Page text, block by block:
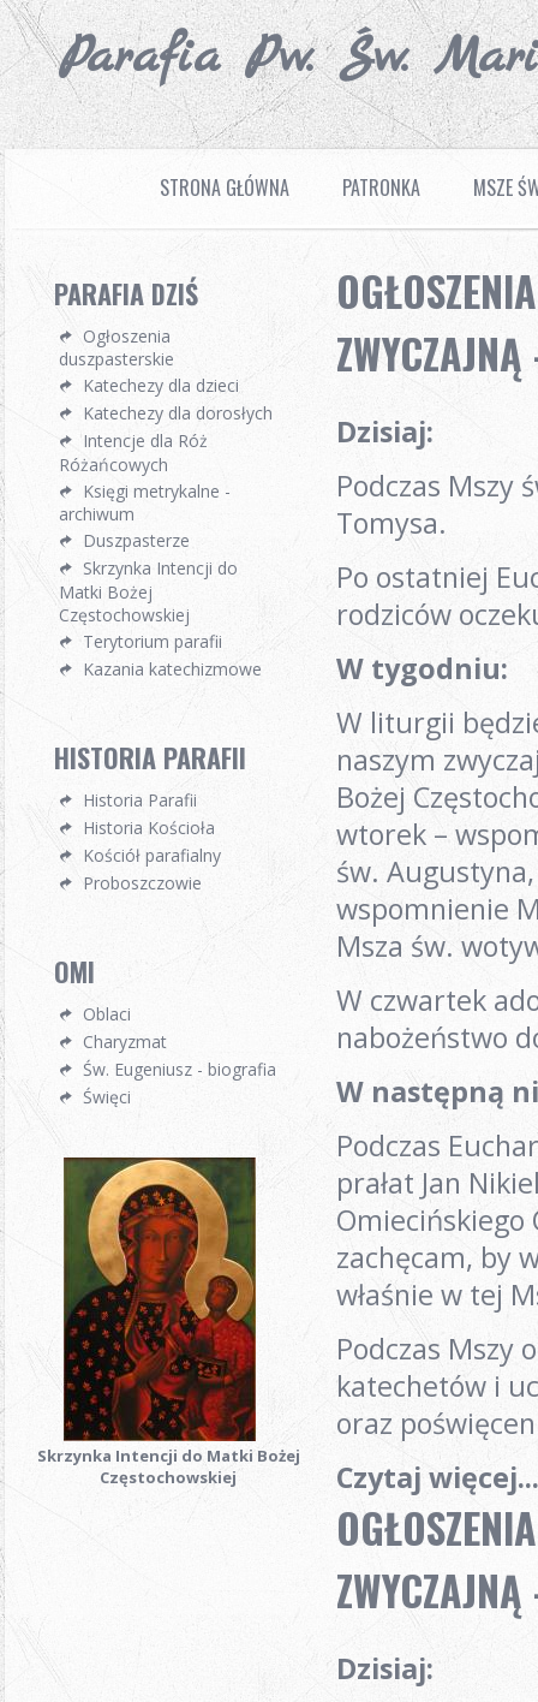
Parafia Pw. Św.
STRONA GŁÓWNA PATRONKA MSZE
PARAFIA DZIŚ
Ogłoszenia
duszpasterskie
Katechezy dla dzieci
Katechezy dla dorosłych
Intencje dla Róż
Różańcowych
Księgi metrykalne -
archiwum
Duszpasterze
Skrzynka Intencji do
Matki Bożej
Częstochowskiej
Terytorium parafii
Kazania katechizmowe
HISTORIA PARAFII
Historia Parafii
Historia Kościoła
Kościół parafialny
Proboszczowie
OMI
Oblaci
Charyzmat
Św. Eugeniusz - biografia
Święci
Skrzynka Intencji do Matki Bożej
Częstochowskiej
Dzisiaj:
Podczas Mszy
Tomysa.
Po ostatniej
rodziców
W tygodniu:
W liturgii
naszym
Bożej
wtorek –
św.
wspomnienie
Msza św.
W czwartek
nabożeństwo
W następną
Podczas
prałat Jan
Omiecińskiego
zachęcam, by
właśnie w tej
Podczas Mszy
katechetów i
oraz
Czytaj więcej...
Dzisiaj: